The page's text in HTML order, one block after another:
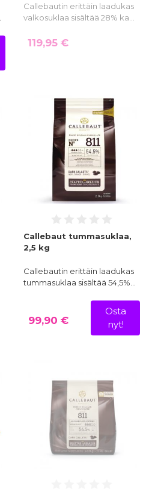
Callebautin erittäin laadukas
valkosuklaa sisältää 28% ka…
119,95 €
Callebaut tummasuklaa,
2,5 kg
Callebautin erittäin laadukas
tummasuklaa sisältää 54,5%…
99,90 €
Osta
nyt!